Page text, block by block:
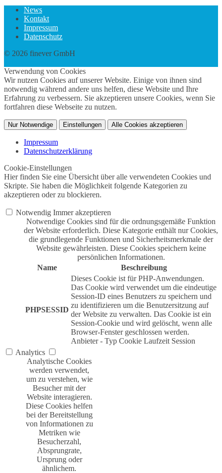
News
Kontakt
Impressum
Datenschutz
© 2026 finever GmbH
Verwendung von Cookies
Wir nutzen Cookies auf unserer Website. Einige von ihnen sind
notwendig während andere uns helfen, diese Website und Ihre
Erfahrung zu verbessern. Sie akzeptieren unsere Cookies, wenn Sie
fortfahren diese Webseite zu nutzen.
Nur Notwendige Einstellungen Alle Cookies akzeptieren
Impressum
Datenschutzerklärung
Cookie-Einstellungen
Hier finden Sie eine Übersicht über alle verwendeten Cookies und
Skripte. Sie haben die Möglichkeit folgende Kategorien zu
akzeptieren oder zu blockieren.
Notwendig Immer akzeptieren
Notwendige Cookies sind für die ordnungsgemäße Funktion
der Website erforderlich. Diese Kategorie enthält nur Cookies,
die grundlegende Funktionen und Sicherheitsmerkmale der
Website gewährleisten. Diese Cookies speichern keine
persönlichen Informationen.
Name
Beschreibung
PHPSESSID
Dieses Cookie ist für PHP-Anwendungen.
Das Cookie wird verwendet um die eindeutige
Session-ID eines Benutzers zu speichern und
zu identifizieren um die Benutzersitzung auf
der Website zu verwalten. Das Cookie ist ein
Session-Cookie und wird gelöscht, wenn alle
Browser-Fenster geschlossen werden.
Anbieter - Typ Cookie Laufzeit Session
Analytics
Analytische Cookies
werden verwendet,
um zu verstehen, wie
Besucher mit der
Website interagieren.
Diese Cookies helfen
bei der Bereitstellung
von Informationen zu
Metriken wie
Besucherzahl,
Absprungrate,
Ursprung oder
ähnlichem.